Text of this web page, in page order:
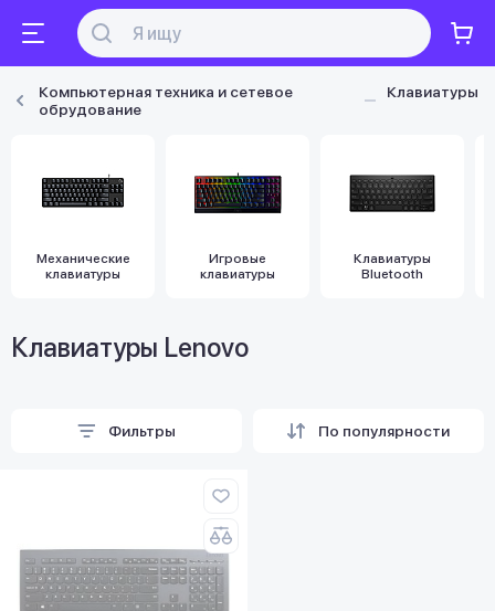
Компьютерная техника и сетевое
обрудование
Клавиатуры
Механические
клавиатуры
Игровые
клавиатуры
Клавиатуры
Bluetooth
Клавиатуры Lenovo
Фильтры По популярности